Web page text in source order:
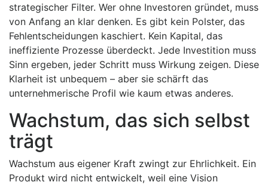
strategischer Filter. Wer ohne Investoren gründet, muss
von Anfang an klar denken. Es gibt kein Polster, das
Fehlentscheidungen kaschiert. Kein Kapital, das
ineffiziente Prozesse überdeckt. Jede Investition muss
Sinn ergeben, jeder Schritt muss Wirkung zeigen. Diese
Klarheit ist unbequem – aber sie schärft das
unternehmerische Profil wie kaum etwas anderes.
Wachstum, das sich selbst
trägt
Wachstum aus eigener Kraft zwingt zur Ehrlichkeit. Ein
Produkt wird nicht entwickelt, weil eine Vision